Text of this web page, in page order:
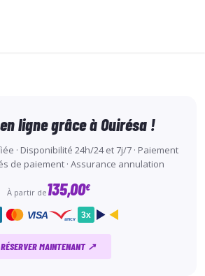
ligne grâce à Ouirésa !
· Disponibilité 24h/24 et 7j/7 · Paiement
de paiement · Assurance annulation
À partir de135,00€
VISA ancv 3x
RÉSERVER MAINTENANT ↗